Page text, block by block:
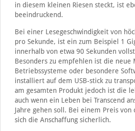
in diesem kleinen Riesen steckt, ist
beeindruckend.
Bei einer Lesegeschwindigkeit von
pro Sekunde, ist ein zum Beispiel 1
innerhalb von etwa 90 Sekunden
Besonders zu empfehlen ist die neue
Betriebssysteme oder besondere
installiert auf dem USB-stick zu
am gesamten Produkt jedoch ist die
auch wenn ein Leben bei Transcend
Jahre gehen soll. Bei einem Preis von
sich die Anschaffung sicherlich.